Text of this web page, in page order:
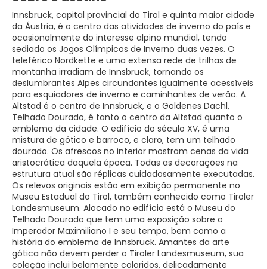
Innsbruck, capital provincial do Tirol e quinta maior cidade
da Áustria, é o centro das atividades de inverno do país e
ocasionalmente do interesse alpino mundial, tendo
sediado os Jogos Olímpicos de Inverno duas vezes. O
teleférico Nordkette e uma extensa rede de trilhas de
montanha irradiam de Innsbruck, tornando os
deslumbrantes Alpes circundantes igualmente acessíveis
para esquiadores de inverno e caminhantes de verão. A
Altstad é o centro de Innsbruck, e o Goldenes Dachl,
Telhado Dourado, é tanto o centro da Altstad quanto o
emblema da cidade. O edifício do século XV, é uma
mistura de gótico e barroco, e claro, tem um telhado
dourado. Os afrescos no interior mostram cenas da vida
aristocrática daquela época. Todas as decorações na
estrutura atual são réplicas cuidadosamente executadas.
Os relevos originais estão em exibição permanente no
Museu Estadual do Tirol, também conhecido como Tiroler
Landesmuseum. Alocado no edifício está o Museu do
Telhado Dourado que tem uma exposição sobre o
Imperador Maximiliano I e seu tempo, bem como a
história do emblema de Innsbruck. Amantes da arte
gótica não devem perder o Tiroler Landesmuseum, sua
coleção inclui belamente coloridos, delicadamente